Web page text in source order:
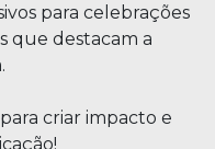
para celebrações
que destacam a
criar impacto e